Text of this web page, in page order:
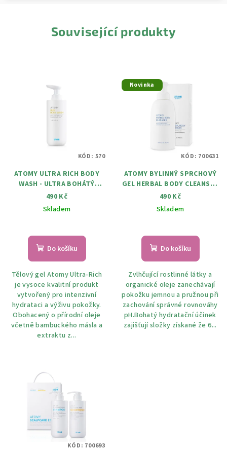
Související produkty
ATOMY ULTRA RICH BODY
WASH - ULTRA BOHÁTÝ
SPRCHOVÝ GEL 350 ML
490 Kč
Skladem
Do košíku
Tělový gel Atomy Ultra-Rich
je vysoce kvalitní produkt
vytvořený pro intenzivní
hydrataci a výživu pokožky.
Obohacený o přírodní oleje
včetně bambuckého másla a
extraktu z...
KÓD: 570
Novinka
ATOMY BYLINNÝ SPRCHOVÝ
GEL HERBAL BODY CLEANSER
500 ML
490 Kč
Skladem
Do košíku
Zvlhčující rostlinné látky a
organické oleje zanechávají
pokožku jemnou a pružnou při
zachování správné rovnováhy
pH.Bohatý hydratační účinek
zajišťují složky získané že 6...
KÓD: 700631
KÓD: 700693